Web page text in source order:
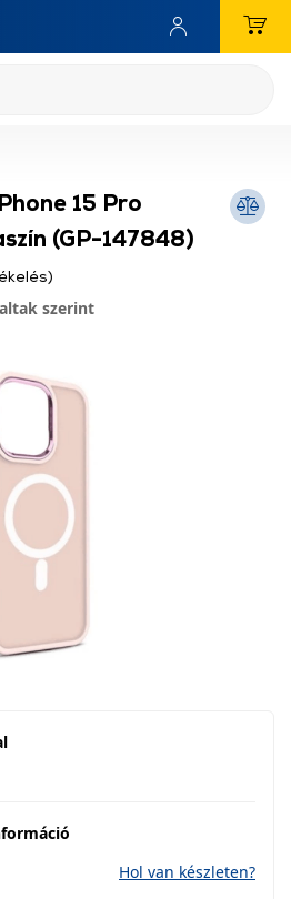
15 Pro
(GP-147848)
szerint
Hol van készleten?